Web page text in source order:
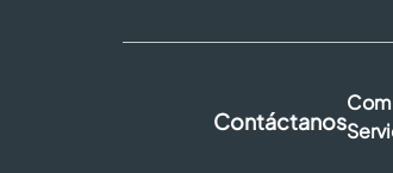
Contáctanos